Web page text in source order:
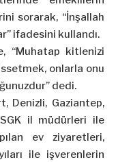
sorarak, “İnşallah
ifadesini kullandı.
“Muhatap kitlenizi
onlarla onu
dedi.
Denizli, Gaziantep,
il müdürleri ile
ev ziyaretleri,
ile işverenlerin